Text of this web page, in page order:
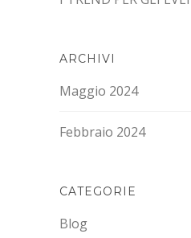
ARCHIVI
Maggio 2024
Febbraio 2024
CATEGORIE
Blog